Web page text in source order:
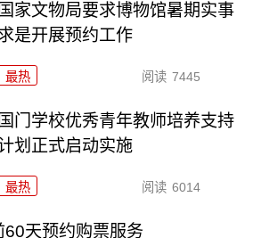
国家文物局要求博物馆暑期实事
是开展预约工作
最热 阅读 7445
国门学校优秀青年教师培养支持
划正式启动实施
最热 阅读 6014
天预约购票服务